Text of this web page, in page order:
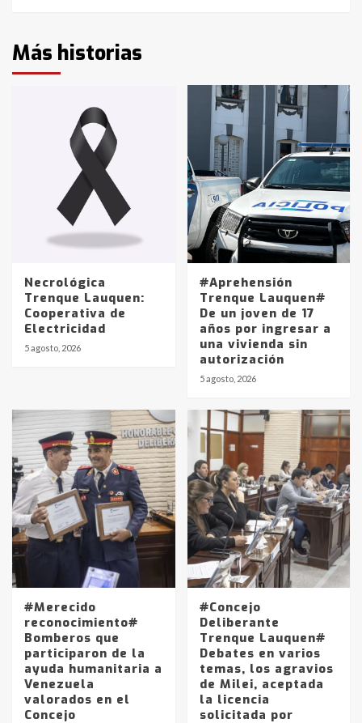
Más historias
Necrológica
Trenque Lauquen:
Cooperativa de
Electricidad
5 agosto, 2026
#Aprehensión
Trenque Lauquen#
De un joven de 17
años por ingresar a
una vivienda sin
autorización
5 agosto, 2026
#Merecido
reconocimiento#
Bomberos que
participaron de la
ayuda humanitaria a
Venezuela
valorados en el
Concejo
#Concejo
Deliberante
Trenque Lauquen#
Debates en varios
temas, los agravios
de Milei, aceptada
la licencia
solicitada por